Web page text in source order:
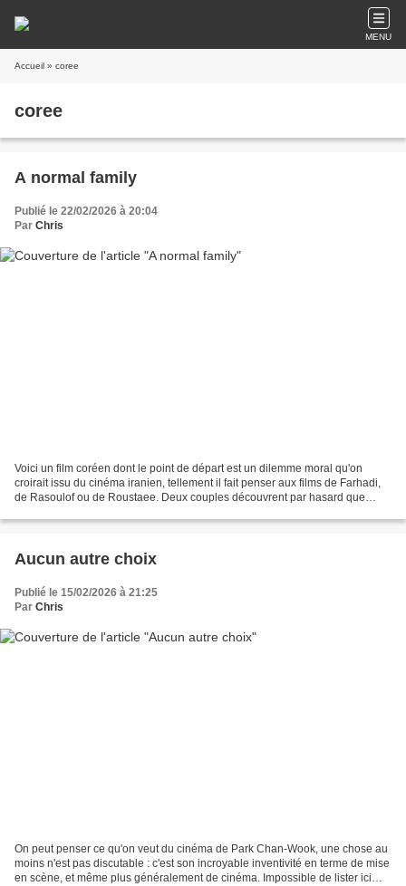
MENU
Accueil » coree
coree
A normal family
Publié le 22/02/2026 à 20:04
Par Chris
Voici un film coréen dont le point de départ est un dilemme moral qu'on
croirait issu du cinéma iranien, tellement il fait penser aux films de Farhadi,
de Rasoulof ou de Roustaee. Deux couples découvrent par hasard que
Aucun autre choix
Publié le 15/02/2026 à 21:25
Par Chris
On peut penser ce qu'on veut du cinéma de Park Chan-Wook, une chose au
moins n'est pas discutable : c'est son incroyable inventivité en terme de mise
en scène, et même plus généralement de cinéma. Impossible de lister ici